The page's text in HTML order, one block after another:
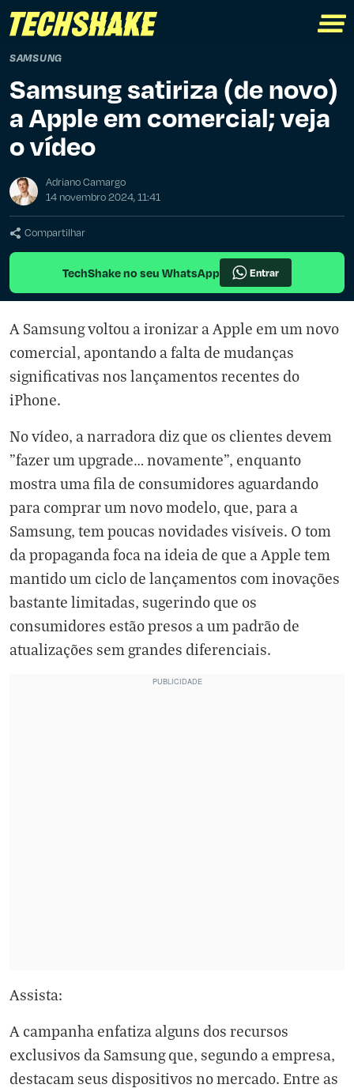
SAMSUNG
Samsung satiriza (de novo)
a Apple em comercial; veja
o vídeo
Adriano Camargo
14 novembro 2024, 11:41
Compartilhar
TechShake no seu WhatsApp Entrar
A Samsung voltou a ironizar a Apple em um novo
comercial, apontando a falta de mudanças
significativas nos lançamentos recentes do
iPhone.
No vídeo, a narradora diz que os clientes devem
"fazer um upgrade… novamente", enquanto
mostra uma fila de consumidores aguardando
para comprar um novo modelo, que, para a
Samsung, tem poucas novidades visíveis. O tom
da propaganda foca na ideia de que a Apple tem
mantido um ciclo de lançamentos com inovações
bastante limitadas, sugerindo que os
consumidores estão presos a um padrão de
atualizações sem grandes diferenciais.
Assista:
A campanha enfatiza alguns dos recursos
exclusivos da Samsung que, segundo a empresa,
destacam seus dispositivos no mercado. Entre as